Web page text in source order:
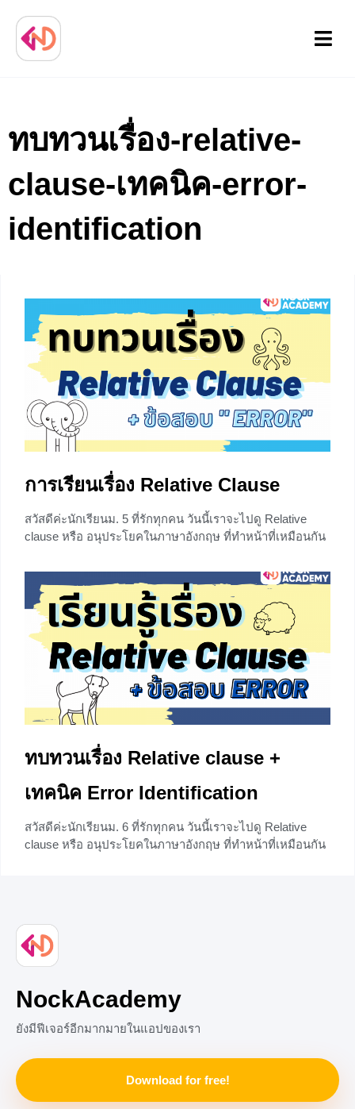
Menu
ทบทวนเรื่อง-relative-
clause-เทคนิค-error-
identification
การเรียนเรื่อง Relative Clause
สวัสดีค่ะนักเรียนม. 5 ที่รักทุกคน วันนี้เราจะไปดู Relative
clause หรือ อนุประโยคในภาษาอังกฤษ ที่ทำหน้าที่เหมือนกัน
หน้า และจะใช้ตามหลัง Relative Pronoun เช่น who, whom,
which, that, และ whose แต่สงสัยมั้ยคะว่าทำไมต้องเรียนเรื่อง
นี้ ลองดูตัวอย่างประโยคด้านล่างแล้วจะร้องอ๋อมากขึ้น พร้อม
ข้อสอบ Error
+1
ทบทวนเรื่อง Relative clause +
เทคนิค Error Identification
สวัสดีค่ะนักเรียนม. 6 ที่รักทุกคน วันนี้เราจะไปดู Relative
clause หรือ อนุประโยคในภาษาอังกฤษ ที่ทำหน้าที่เหมือนกัน
ข้อสอบ Error
NockAcademy
ยังมีฟีเจอร์อีกมากมายในแอปของเรา
Download for free!